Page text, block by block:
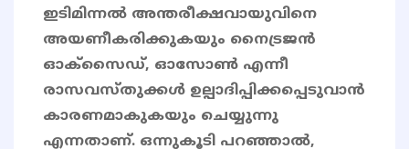
ഇടിമിന്നൽ അന്തരീക്ഷവായുവിനെ
അയണീകരിക്കുകയും നൈട്രജൻ
ഓക്സൈഡ്, ഓസോൺ എന്നീ
രാസവസ്തുക്കൾ ഉല്പാദിപ്പിക്കപ്പെടുവാൻ
കാരണമാകുകയും ചെയ്യുന്നു
എന്നതാണ്. ഒന്നുകൂടി പറഞ്ഞാൽ,